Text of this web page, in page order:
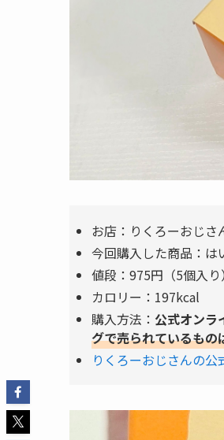
お店：りくろーおじさ
今回購入した商品：は
値段：975円（5個入り）
カロリー：197kcal
購入方法： 公式オンラ
グで売られているもの
りくろーおじさんの